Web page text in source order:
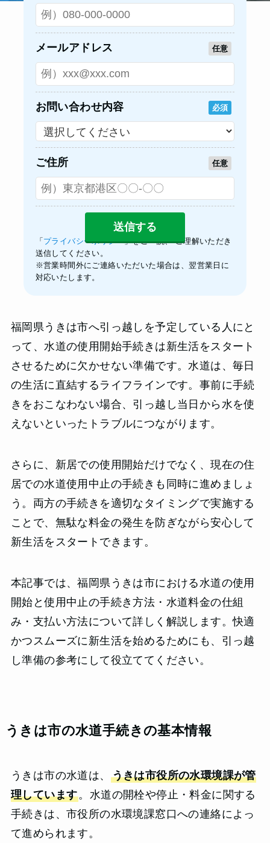
メールアドレス 任意
お問い合わせ内容 必須
ご住所 任意
「 プライバシーポリシー」をご一読、 ご理解いただき
送信してください。
※営業時間外にご連絡いただいた場合は、翌営業日に
対応いたします。
福岡県うきは市へ引っ越しを予定している人にと
って、水道の使用開始手続きは新生活をスタート
させるために欠かせない準備です。水道は、毎日
の生活に直結するライフラインです。事前に手続
きをおこなわない場合、引っ越し当日から水を使
えないといったトラブルにつながります。
さらに、新居での使用開始だけでなく、現在の住
居での水道使用中止の手続きも同時に進めましょ
う。両方の手続きを適切なタイミングで実施する
ことで、無駄な料金の発生を防ぎながら安心して
新生活をスタートできます。
本記事では、福岡県うきは市における水道の使用
開始と使用中止の手続き方法・水道料金の仕組
み・支払い方法について詳しく解説します。快適
かつスムーズに新生活を始めるためにも、引っ越
し準備の参考にして役立ててください。
うきは市の水道手続きの基本情報
うきは市の水道は、 うきは市役所の水環境課が管
理しています。水道の開栓や停止・料金に関する
手続きは、市役所の水環境課窓口への連絡によっ
て進められます。